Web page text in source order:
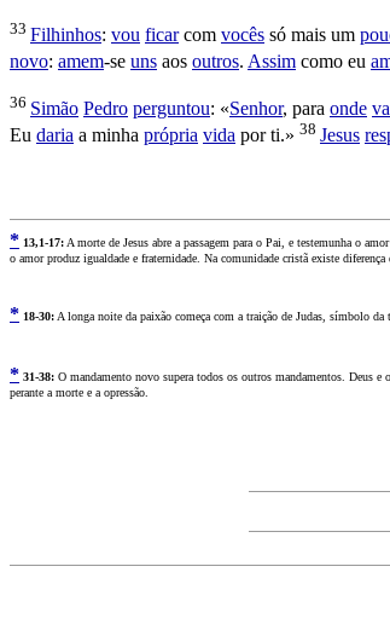
33 Filhinhos: vou ficarcom vocês só mais um
novo: amem-se uns aos outros. Assim como eu
36 Simão Pedro perguntou: «Senhor, para onde
Eu daria a minha própria vida por ti.» 38 Jesus
* 13,1-17:A morte de Jesus abre a passagem para o Pai, e testemunha o
o amor produz igualdade e fraternidade. Na comunidade cristã existe
* 18-30:A longa noite da paixão começa com a traição de Judas, símbolo
* 31-38: O mandamento novo supera todos os outros mandamentos. Deus
perante a morte e a opressão.